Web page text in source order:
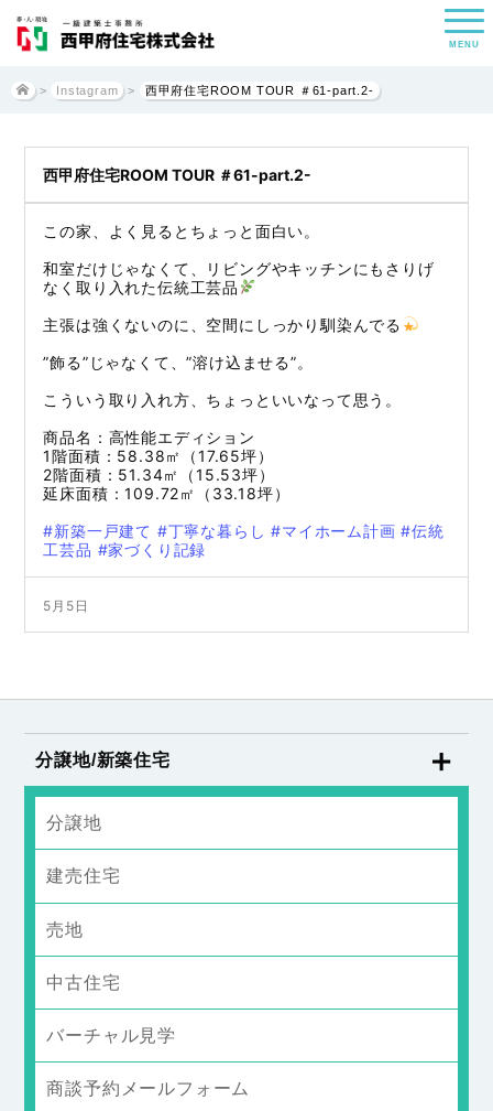
MENU
> Instagram > 西甲府住宅ROOM TOUR ＃61-part.2-
西甲府住宅ROOM TOUR ＃61-part.2-
この家、よく見るとちょっと面白い。
和室だけじゃなくて、リビングやキッチンにもさりげ
なく取り入れた伝統工芸品
主張は強くないのに、空間にしっかり馴染んでる
”飾る”じゃなくて、”溶け込ませる”。
こういう取り入れ方、ちょっといいなって思う。
商品名：高性能エディション
1階面積：58.38㎡（17.65坪）
2階面積：51.34㎡（15.53坪）
延床面積：109.72㎡（33.18坪）
#新築一戸建て #丁寧な暮らし #マイホーム計画 #伝統
工芸品 #家づくり記録
5月5日
分譲地/新築住宅
分譲地
建売住宅
売地
中古住宅
バーチャル見学
商談予約メールフォーム